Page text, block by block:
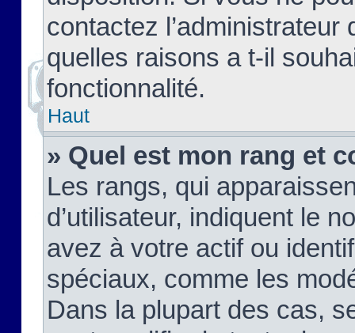
contactez
quelles raisons a t-il
fonctionnalité.
Haut
» Quel est mon rang et
Les rangs, qui
d’utilisateur, indiquent le
avez à votre actif ou
spéciaux, comme les
Dans la plupart des cas,